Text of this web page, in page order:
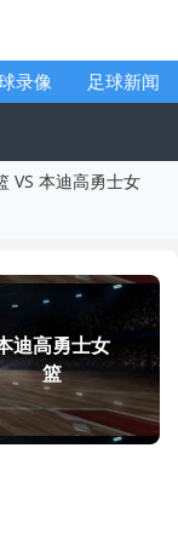
录像 足球新闻
VS 本迪高勇士女
迪高勇士女
篮